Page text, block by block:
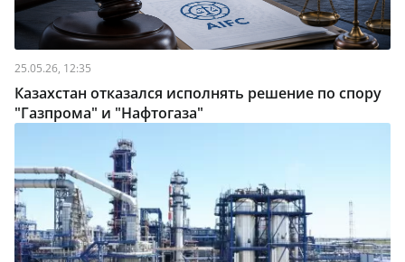
25.05.26, 12:35
Казахстан отказался исполнять решение по спору
"Газпрома" и "Нафтогаза"